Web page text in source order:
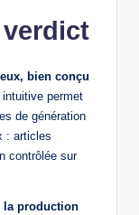
bien conçu
permet
de génération
: articles
contrôlée sur
la production